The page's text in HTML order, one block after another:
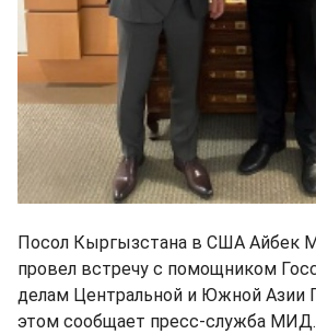
Посол Кыргызстана в США Айбек
провел встречу с помощником
делам Центральной и Южной Азии
этом сообщает пресс-служба МИД.